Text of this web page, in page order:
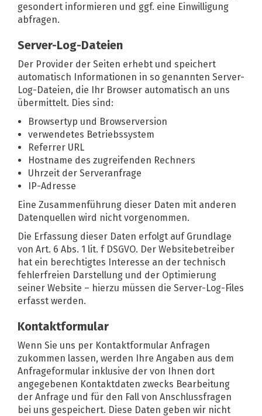
gesondert informieren und ggf. eine Einwilligung
abfragen.
Server-Log-Dateien
Der Provider der Seiten erhebt und speichert
automatisch Informationen in so genannten Server-
Log-Dateien, die Ihr Browser automatisch an uns
übermittelt. Dies sind:
Browsertyp und Browserversion
verwendetes Betriebssystem
Referrer URL
Hostname des zugreifenden Rechners
Uhrzeit der Serveranfrage
IP-Adresse
Eine Zusammenführung dieser Daten mit anderen
Datenquellen wird nicht vorgenommen.
Die Erfassung dieser Daten erfolgt auf Grundlage
von Art. 6 Abs. 1 lit. f DSGVO. Der Websitebetreiber
hat ein berechtigtes Interesse an der technisch
fehlerfreien Darstellung und der Optimierung
seiner Website – hierzu müssen die Server-Log-Files
erfasst werden.
Kontaktformular
Wenn Sie uns per Kontaktformular Anfragen
zukommen lassen, werden Ihre Angaben aus dem
Anfrageformular inklusive der von Ihnen dort
angegebenen Kontaktdaten zwecks Bearbeitung
der Anfrage und für den Fall von Anschlussfragen
bei uns gespeichert. Diese Daten geben wir nicht